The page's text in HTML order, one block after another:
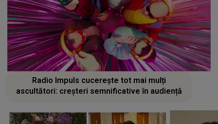
Radio Impuls cucerește tot mai mulți
ascultători: creșteri semnificative în audiență